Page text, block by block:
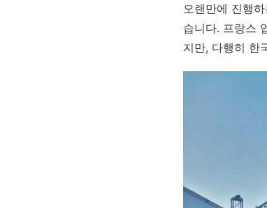
오랜만에 진행
습니다. 프랑스
지만, 다행히 한